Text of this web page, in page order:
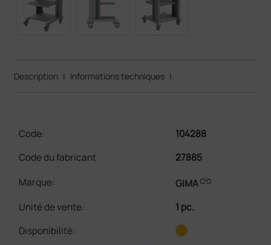
Description | Informations techniques |
Code:
104288
Code du fabricant
27885
Marque:
GIMAlink
Unité de vente:
1 pc.
Disponibilité: